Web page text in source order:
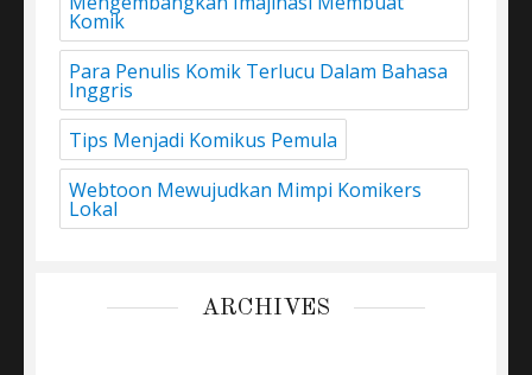
Komik
Para Penulis Komik Terlucu Dalam Bahasa
Inggris
Tips Menjadi Komikus Pemula
Webtoon Mewujudkan Mimpi Komikers
Lokal
ARCHIVES